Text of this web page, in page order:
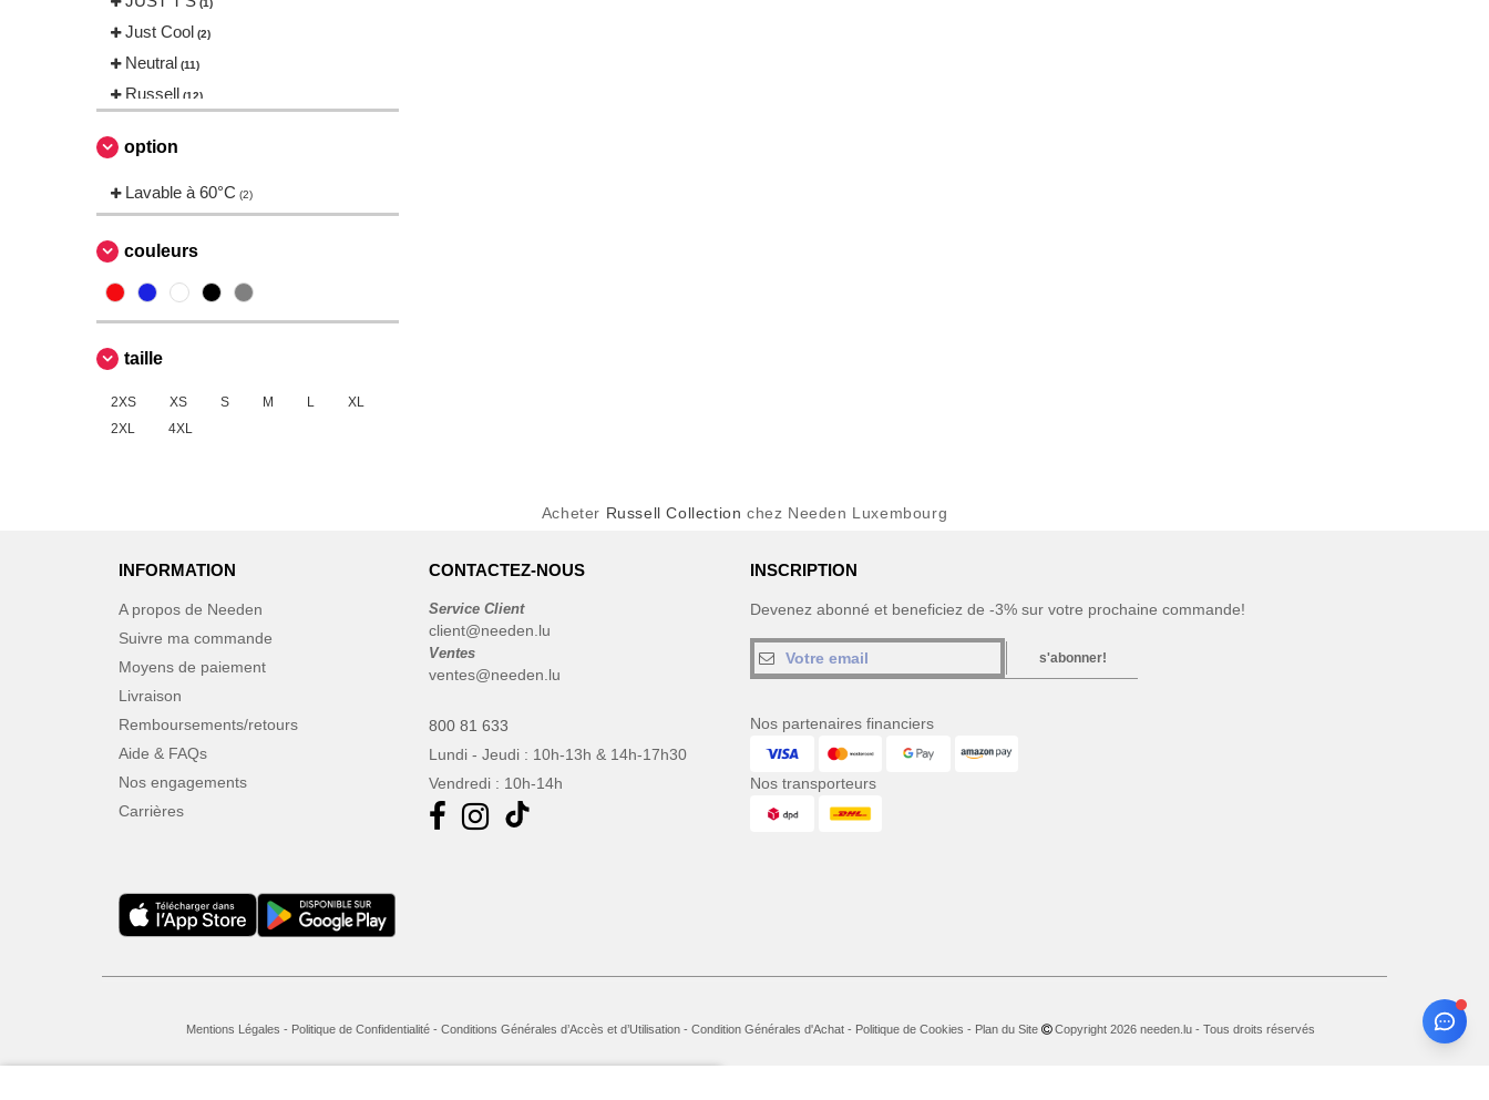
(1)
Just Cool (2)
Neutral (11)
Russell (12)
Spiro
Tee Jays (46)
option
Lavable à 60°C (2)
couleurs
taille
2XS XS S M L
XL
2XL
4XL
Acheter Russell Collection chez Needen Luxembourg
INFORMATION
A propos de Needen
Suivre ma commande
Moyens de paiement
Livraison
Remboursements/retours
Aide & FAQs
Nos engagements
Carrières
CONTACTEZ-NOUS
Service Client
client@needen.lu
Ventes
ventes@needen.lu
800 81 633
Lundi - Jeudi : 10h-13h & 14h-17h30
Vendredi : 10h-14h
INSCRIPTION
Devenez abonné et beneficiez de -3% sur votre prochaine commande!
s'abonner!
Nos partenaires financiers
Nos transporteurs
Mentions Légales - Politique de Confidentialité- Conditions Générales d’Accès et d’Utilisation- Condition Générales d'Achat- Politique de Cookies - Plan du Site Copyright 2026 needen.lu - Tous droits réservés